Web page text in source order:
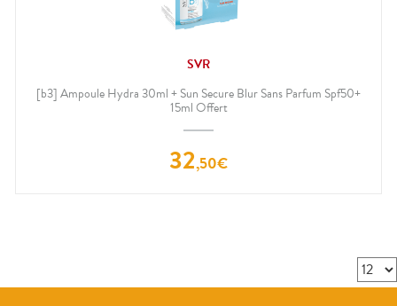
SVR
[b3] Ampoule Hydra 30ml + Sun Secure Blur Sans Parfum Spf50+
15ml Offert
32,50€